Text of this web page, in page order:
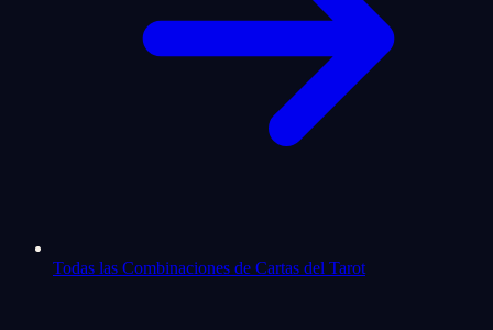
Todas las Combinaciones de Cartas del Tarot